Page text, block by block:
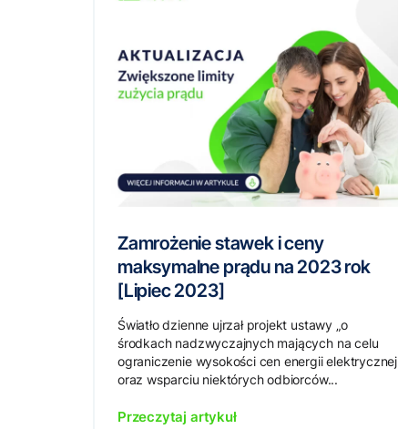
Zamrożenie stawek i ceny
maksymalne prądu na 2023 rok
[Lipiec 2023]
Światło dzienne ujrzał projekt ustawy „o
środkach nadzwyczajnych mających na celu
ograniczenie wysokości cen energii elektrycznej
oraz wsparciu niektórych odbiorców...
Przeczytaj artykuł